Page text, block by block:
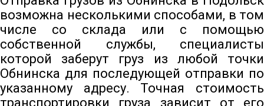
возможна несколькими способами, в том
числе со склада или с помощью
собственной службы, специалисты
которой заберут груз из любой точки
Обнинска для последующей отправки по
указанному адресу. Точная стоимость
транспортировки груза зависит от его